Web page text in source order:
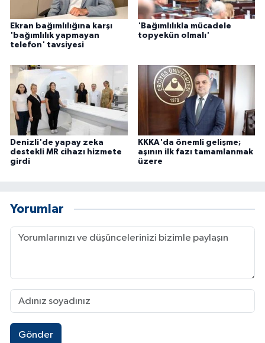
Ekran bağımlılığına karşı
'bağımlılık yapmayan
telefon' tavsiyesi
'Bağımlılıkla mücadele
topyekün olmalı'
Denizli'de yapay zeka
destekli MR cihazı hizmete
girdi
KKKA'da önemli gelişme;
aşının ilk fazı tamamlanmak
üzere
Yorumlar
Gönder